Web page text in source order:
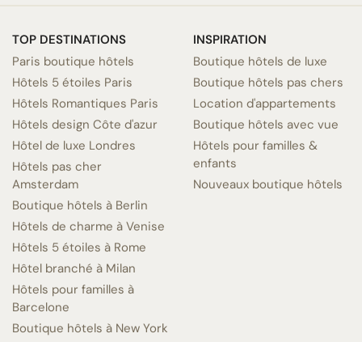
TOP DESTINATIONS
Paris boutique hôtels
Hôtels 5 étoiles Paris
Hôtels Romantiques Paris
Hôtels design Côte d'azur
Hôtel de luxe Londres
Hôtels pas cher
Amsterdam
Boutique hôtels à Berlin
Hôtels de charme à Venise
Hôtels 5 étoiles à Rome
Hôtel branché à Milan
Hôtels pour familles à
Barcelone
Boutique hôtels à New York
INSPIRATION
Boutique hôtels de luxe
Boutique hôtels pas chers
Location d'appartements
Boutique hôtels avec vue
Hôtels pour familles &
enfants
Nouveaux boutique hôtels